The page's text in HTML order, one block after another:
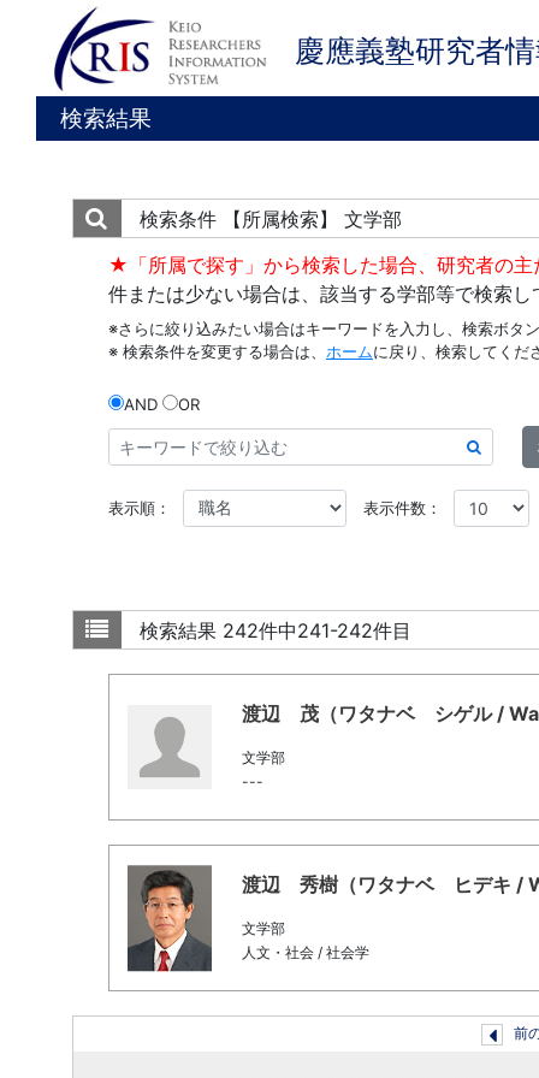
慶應義塾研究者
検索結果
検索条件
【所属検索】 文学部
★「所属で探す」から検索した場合、研究者の
件または少ない場合は、該当する学部等で検索し
※さらに絞り込みたい場合はキーワードを入力し、検索ボタ
※ 検索条件を変更する場合は、 ホームに戻り、検索してくだ
AND OR
表示順： 表示件数：
検索結果 242件中241-242件目
渡辺 茂（ワタナベ シゲル /
文学部
---
渡辺 秀樹（ワタナベ ヒデキ /
文学部
人文・社会 / 社会学
前